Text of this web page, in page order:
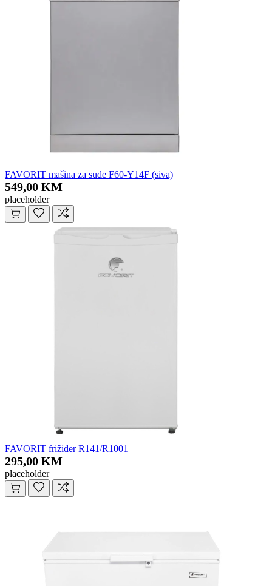
FAVORIT mašina za suđe F60-Y14F (siva)
549,00 KM
placeholder
FAVORIT frižider R141/R1001
295,00 KM
placeholder